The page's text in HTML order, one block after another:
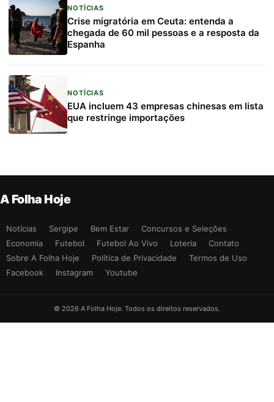
NOTÍCIAS
Crise migratória em Ceuta: entenda a
chegada de 60 mil pessoas e a resposta da
Espanha
NOTÍCIAS
EUA incluem 43 empresas chinesas em lista
que restringe importações
A Folha Hoje
Notícias Sergipe Bem Estar
Concursos e Seleções
Economia
Futebol Futebol Ao Vivo Loteria
Contato
Sobre A Folha Hoje
Política de Privacidade
Termos de Uso
Facebook
Instagram Youtube
© 2026 A Folha Hoje. Todos os direitos reservados.